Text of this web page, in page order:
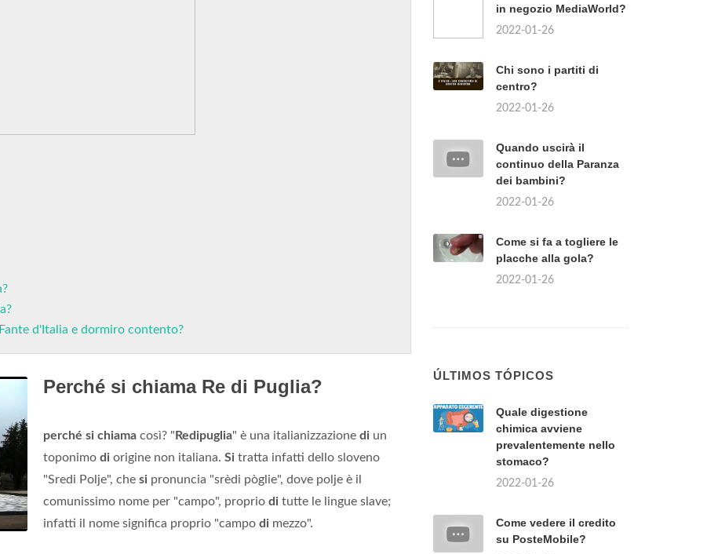
d'Italia e dormiro contento?
Perché si chiama Re di Puglia?
perché si chiama così? " Redipuglia" è una italianizzazione di un
toponimo di origine non italiana. Si tratta infatti dello sloveno
"Sredi Polje", che si pronuncia "srèdi pòglie", dove polje è il
comunissimo nome per "campo", proprio di tutte le lingue slave;
infatti il nome significa proprio "campo di mezzo".
in negozio MediaWorld?
2022-01-26
Chi sono i partiti di
centro?
2022-01-26
Quando uscirà il
continuo della Paranza
dei bambini?
2022-01-26
Come si fa a togliere le
placche alla gola?
2022-01-26
ÚLTIMOS TÓPICOS
Quale digestione
chimica avviene
prevalentemente nello
stomaco?
2022-01-26
Come vedere il credito
su PosteMobile?